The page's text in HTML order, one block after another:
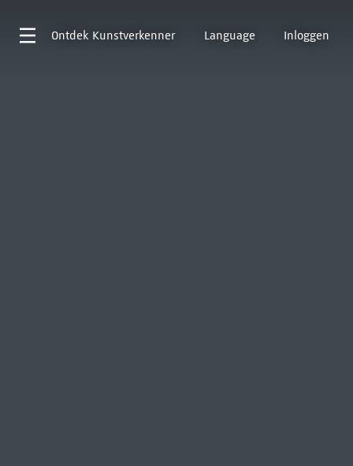
Ontdek Kunstverkenner Language Inloggen